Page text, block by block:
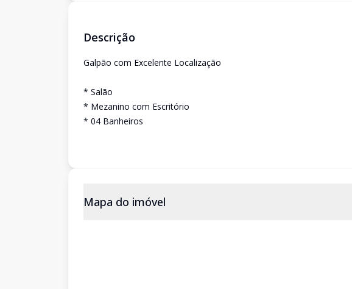
Descrição
Galpão com Excelente Localização
* Salão
* Mezanino com Escritório
* 04 Banheiros
Mapa do imóvel